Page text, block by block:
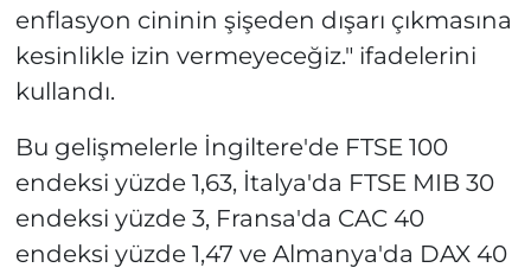
enflasyon cininin şişeden dışarı çıkmasına
kesinlikle izin vermeyeceğiz." ifadelerini
kullandı.
Bu gelişmelerle İngiltere'de FTSE 100
endeksi yüzde 1,63, İtalya'da FTSE MIB 30
endeksi yüzde 3, Fransa'da CAC 40
endeksi yüzde 1,47 ve Almanya'da DAX 40